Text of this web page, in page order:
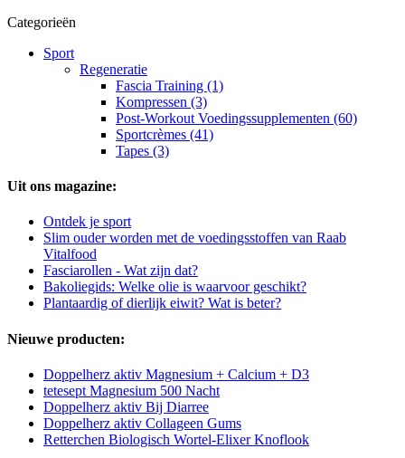
Categorieën
Sport
Regeneratie
Fascia Training (1)
Kompressen (3)
Post-Workout Voedingssupplementen (60)
Sportcrèmes (41)
Tapes (3)
Uit ons magazine:
Ontdek je sport
Slim ouder worden met de voedingsstoffen van Raab
Vitalfood
Fasciarollen - Wat zijn dat?
Bakoliegids: Welke olie is waarvoor geschikt?
Plantaardig of dierlijk eiwit? Wat is beter?
Nieuwe producten:
Doppelherz aktiv Magnesium + Calcium + D3
tetesept Magnesium 500 Nacht
Doppelherz aktiv Bij Diarree
Doppelherz aktiv Collageen Gums
Retterchen Biologisch Wortel-Elixer Knoflook